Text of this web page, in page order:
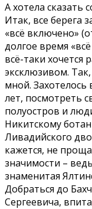
А хотела сказать
Итак, все берега
«всё включено»
долгое время
всё-таки хочется
эксклюзивом.
мной. Захотелось
лет, посмотреть
полуостров и
Никитскому
Ливадийского
кажется, не
значимости –
знаменитая
Добраться до
Сергеевича,